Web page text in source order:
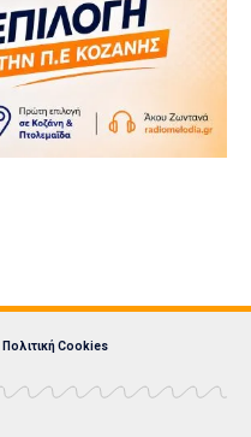
Πολιτική Cookies